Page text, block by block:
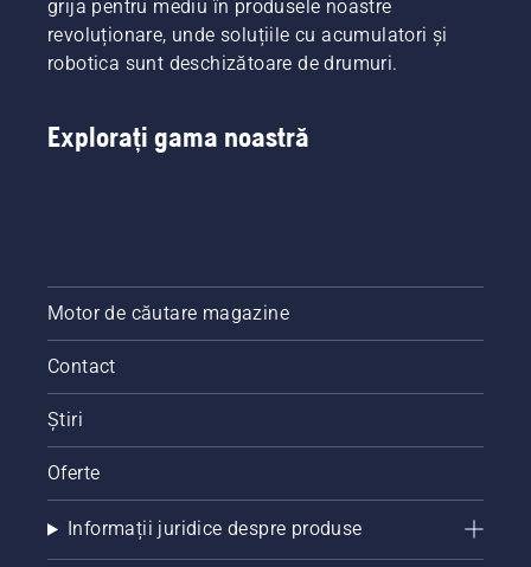
grija pentru mediu în produsele noastre
revoluționare, unde soluțiile cu acumulatori și
robotica sunt deschizătoare de drumuri.
Explorați gama noastră
Motor de căutare magazine
Contact
Știri
Oferte
Informații juridice despre produse